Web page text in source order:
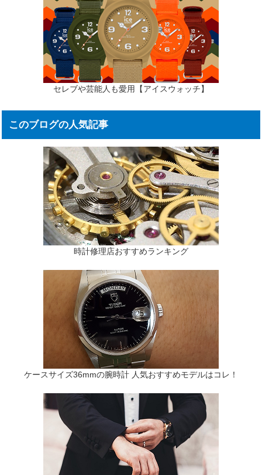
セレブや芸能人も愛用【アイスウォッチ】
このブログの人気記事
時計修理店おすすめランキング
ケースサイズ36mmの腕時計 人気おすすめモデルはコレ！